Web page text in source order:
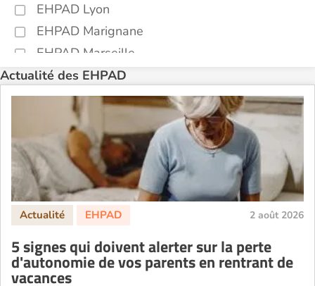
EHPAD Lyon
EHPAD Marignane
EHPAD Marseille
EHPAD Montpellier
EHPAD Nantes
EHPAD Nice
EHPAD Paris
EHPAD Royan
EHPAD Saint-Etienne
EHPAD Toulouse
EHPAD Tours
EHPAD Troyes
Recherche par ville
Actualité des EHPAD
2 août 2026
5 signes qui doivent alerter sur la perte
d'autonomie de vos parents en rentrant de
vacances